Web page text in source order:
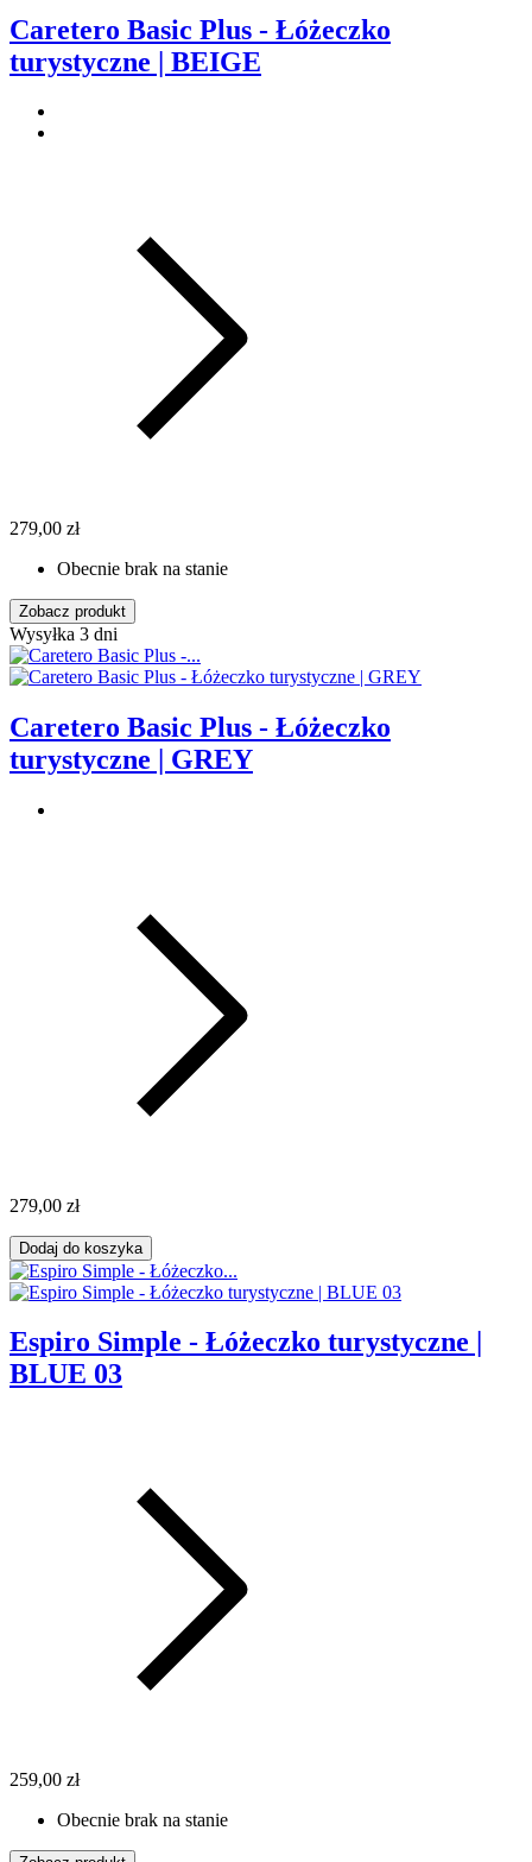
Caretero Basic Plus - Łóżeczko
turystyczne | BEIGE
279,00 zł
Obecnie brak na stanie
Zobacz produkt
Wysyłka 3 dni
Caretero Basic Plus - Łóżeczko
turystyczne | GREY
279,00 zł
Dodaj do koszyka
Espiro Simple - Łóżeczko turystyczne |
BLUE 03
259,00 zł
Obecnie brak na stanie